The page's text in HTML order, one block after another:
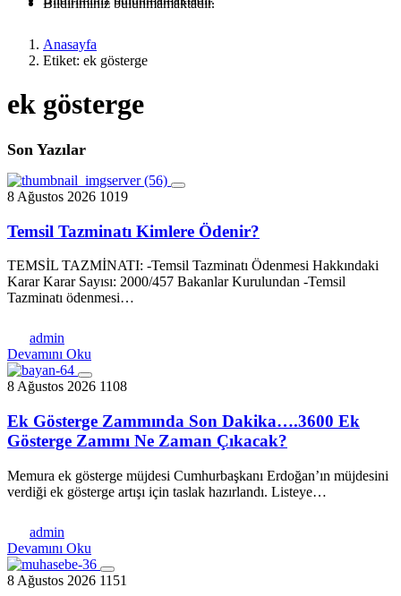
Bildiriminiz bulunmamaktadır.
Anasayfa
Etiket: ek gösterge
ek gösterge
Son Yazılar
8 Ağustos 2026 1019
Temsil Tazminatı Kimlere Ödenir?
TEMSİL TAZMİNATI: -Temsil Tazminatı Ödenmesi Hakkındaki
Karar Karar Sayısı: 2000/457 Bakanlar Kurulundan -Temsil
Tazminatı ödenmesi…
admin
Devamını Oku
8 Ağustos 2026 1108
Ek Gösterge Zammında Son Dakika….3600 Ek
Gösterge Zammı Ne Zaman Çıkacak?
Memura ek gösterge müjdesi Cumhurbaşkanı Erdoğan’ın müjdesini
verdiği ek gösterge artışı için taslak hazırlandı. Listeye…
admin
Devamını Oku
8 Ağustos 2026 1151